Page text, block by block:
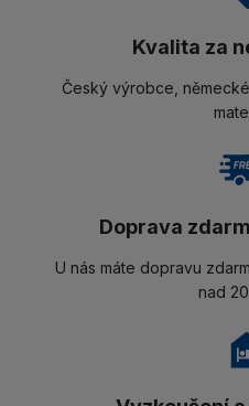
Kvalita za
Český výrobce,
Doprava
U nás máte dopravu
nad